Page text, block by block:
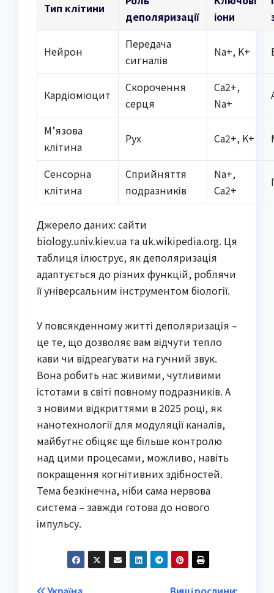
Тип клітини
деполяризації
іони
Нейрон
Передача
сигналів
Na+, K+
Кардіоміоцит
Скорочення
серця
Ca2+,
Na+
М’язова
клітина
Рух Ca2+, K+
Сенсорна
клітина
Сприйняття
подразників
Na+,
Ca2+
Джерело даних: сайти
biology.univ.kiev.ua та uk.wikipedia.org. Ця
таблиця ілюструє, як деполяризація
адаптується до різних функцій, роблячи
її універсальним інструментом біології.
У повсякденному житті деполяризація –
це те, що дозволяє вам відчути тепло
кави чи відреагувати на гучний звук.
Вона робить нас живими, чутливими
істотами в світі повному подразників. А
з новими відкриттями в 2025 році, як
нанотехнології для модуляції каналів,
майбутнє обіцяє ще більше контролю
над цими процесами, можливо, навіть
покращення когнітивних здібностей.
Тема безкінечна, ніби сама нервова
система – завжди готова до нового
імпульсу.